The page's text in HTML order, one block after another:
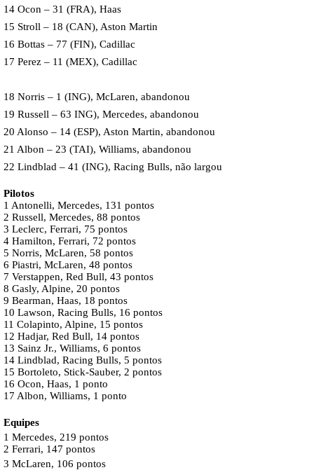
14 Ocon – 31 (FRA), Haas
15 Stroll – 18 (CAN), Aston Martin
16 Bottas – 77 (FIN), Cadillac
17 Perez – 11 (MEX), Cadillac
18 Norris – 1 (ING), McLaren, abandonou
19 Russell – 63 ING), Mercedes, abandonou
20 Alonso – 14 (ESP), Aston Martin, abandonou
21 Albon – 23 (TAI), Williams, abandonou
22 Lindblad – 41 (ING), Racing Bulls, não largou
Pilotos
1 Antonelli, Mercedes, 131 pontos
2 Russell, Mercedes, 88 pontos
3 Leclerc, Ferrari, 75 pontos
4 Hamilton, Ferrari, 72 pontos
5 Norris, McLaren, 58 pontos
6 Piastri, McLaren, 48 pontos
7 Verstappen, Red Bull, 43 pontos
8 Gasly, Alpine, 20 pontos
9 Bearman, Haas, 18 pontos
10 Lawson, Racing Bulls, 16 pontos
11 Colapinto, Alpine, 15 pontos
12 Hadjar, Red Bull, 14 pontos
13 Sainz Jr., Williams, 6 pontos
14 Lindblad, Racing Bulls, 5 pontos
15 Bortoleto, Stick-Sauber, 2 pontos
16 Ocon, Haas, 1 ponto
17 Albon, Williams, 1 ponto
Equipes
1 Mercedes, 219 pontos
2 Ferrari, 147 pontos
3 McLaren, 106 pontos